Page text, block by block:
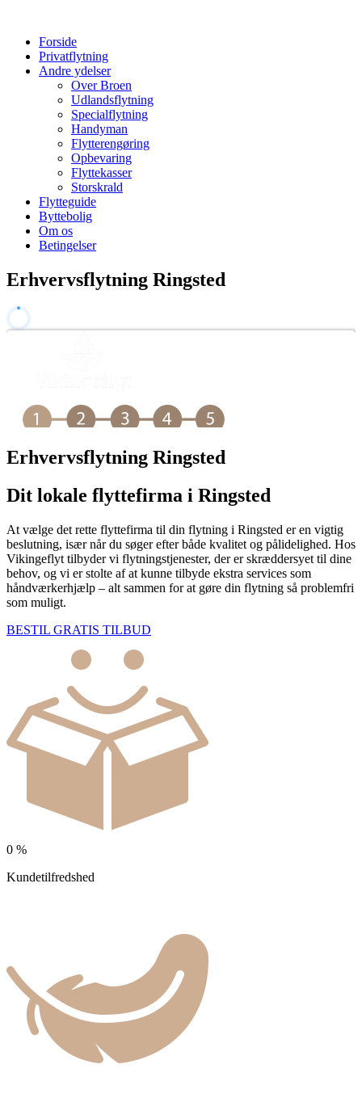
Forside
Privatflytning
Andre ydelser
Over Broen
Udlandsflytning
Specialflytning
Handyman
Flytterengøring
Opbevaring
Flyttekasser
Storskrald
Flytteguide
Byttebolig
Om os
Betingelser
Erhvervsflytning Ringsted
Erhvervsflytning Ringsted
Dit lokale flyttefirma i Ringsted
At vælge det rette flyttefirma til din flytning i Ringsted er en vigtig
beslutning, især når du søger efter både kvalitet og pålidelighed. Hos
Vikingeflyt tilbyder vi flytningstjenester, der er skræddersyet til dine
behov, og vi er stolte af at kunne tilbyde ekstra services som
håndværkerhjælp – alt sammen for at gøre din flytning så problemfri
som muligt.
BESTIL GRATIS TILBUD
0 %
Kundetilfredshed